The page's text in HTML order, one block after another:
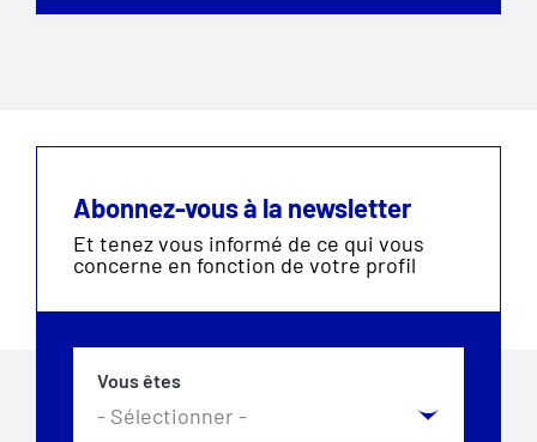
Abonnez-vous à la newsletter
Et tenez vous informé de ce qui vous
concerne en fonction de votre profil
Vous êtes